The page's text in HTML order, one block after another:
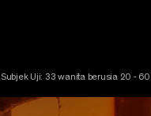
Subjek Uji: 33 wanita berusia 20 - 60